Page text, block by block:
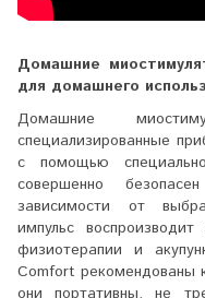
Домашние
для домашнего
Домашние
специализированные
с помощью
совершенно
зависимости от
импульс
физиотерапии и
Comfort рекомендованы
они портативны, не